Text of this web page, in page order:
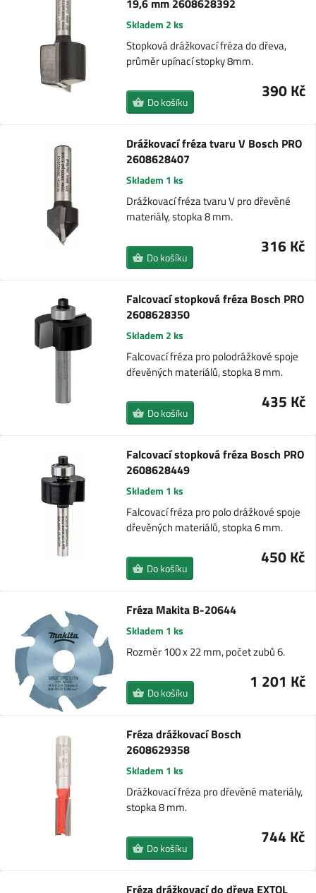
19,6 mm 2608628392
Skladem 2 ks
Stopková drážkovací fréza do dřeva,
průměr upínací stopky 8mm.
390 Kč
Do košíku
Drážkovací fréza tvaru V Bosch PRO
2608628407
Skladem 1 ks
Drážkovací fréza tvaru V pro dřevěné
materiály, stopka 8 mm.
316 Kč
Do košíku
Falcovací stopková fréza Bosch PRO
2608628350
Skladem 2 ks
Falcovací fréza pro polodrážkové spoje
dřevěných materiálů, stopka 8 mm.
435 Kč
Do košíku
Falcovací stopková fréza Bosch PRO
2608628449
Skladem 1 ks
Falcovací fréza pro polo drážkové spoje
dřevěných materiálů, stopka 6 mm.
450 Kč
Do košíku
Fréza Makita B-20644
Skladem 1 ks
Rozměr 100 x 22 mm, počet zubů 6.
1 201 Kč
Do košíku
Fréza drážkovací Bosch
2608629358
Skladem 1 ks
Drážkovací fréza pro dřevěné materiály,
stopka 8 mm.
744 Kč
Do košíku
Fréza drážkovací do dřeva EXTOL